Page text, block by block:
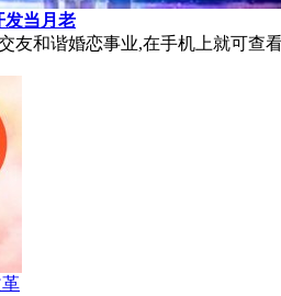
发当月老
友和谐婚恋事业,在手机上就可查